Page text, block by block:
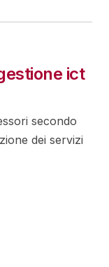
ict
secondo
dei servizi